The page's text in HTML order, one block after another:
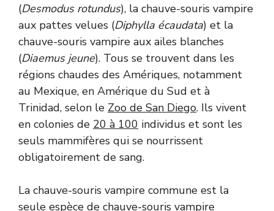
(Desmodus rotundus), la chauve-souris vampire
aux pattes velues (Diphylla écaudata) et la
chauve-souris vampire aux ailes blanches
(Diaemus jeune). Tous se trouvent dans les
régions chaudes des Amériques, notamment
au Mexique, en Amérique du Sud et à
Trinidad, selon le Zoo de San Diego. Ils vivent
en colonies de 20 à 100 individus et sont les
seuls mammifères qui se nourrissent
obligatoirement de sang.
La chauve-souris vampire commune est la
seule espèce de chauve-souris vampire